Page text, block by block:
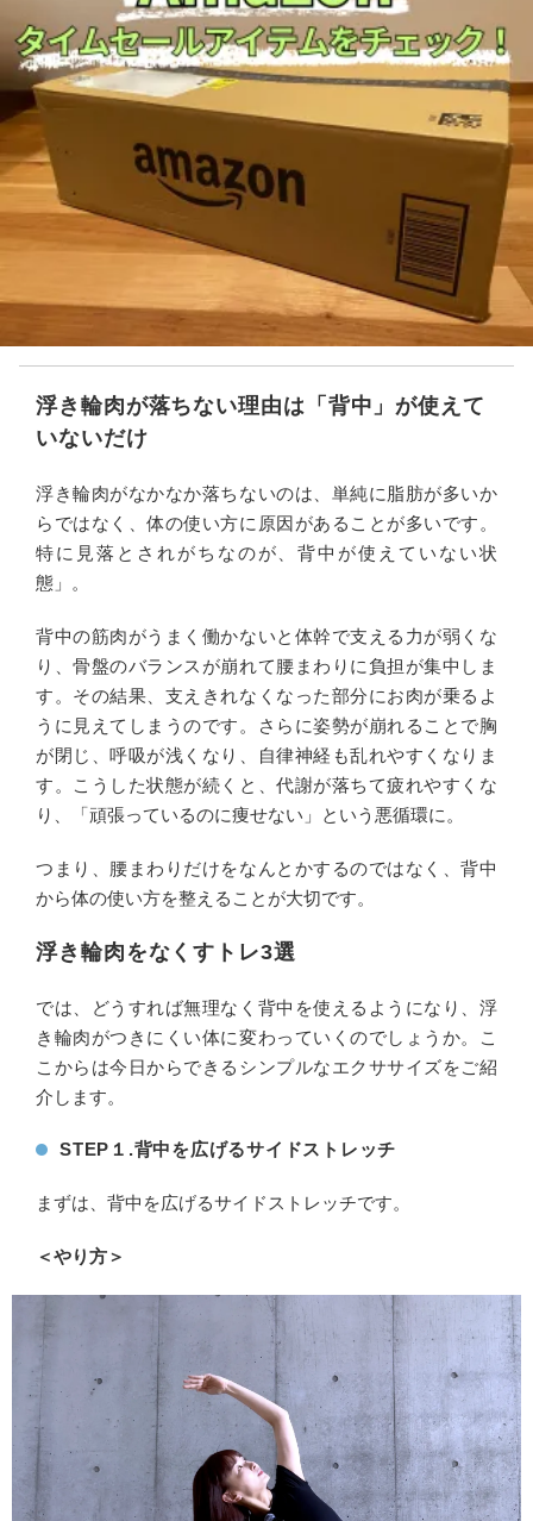
浮き輪肉が落ちない理由は「背中」が使えて
いないだけ
浮き輪肉がなかなか落ちないのは、単純に脂肪が多いか
らではなく、体の使い方に原因があることが多いです。
特に見落とされがちなのが、背中が使えていない状
態」。
背中の筋肉がうまく働かないと体幹で支える力が弱くな
り、骨盤のバランスが崩れて腰まわりに負担が集中しま
す。その結果、支えきれなくなった部分にお肉が乗るよ
うに見えてしまうのです。さらに姿勢が崩れることで胸
が閉じ、呼吸が浅くなり、自律神経も乱れやすくなりま
す。こうした状態が続くと、代謝が落ちて疲れやすくな
り、「頑張っているのに痩せない」という悪循環に。
つまり、腰まわりだけをなんとかするのではなく、背中
から体の使い方を整えることが大切です。
浮き輪肉をなくすトレ3選
では、どうすれば無理なく背中を使えるようになり、浮
き輪肉がつきにくい体に変わっていくのでしょうか。こ
こからは今日からできるシンプルなエクササイズをご紹
介します。
STEP１.背中を広げるサイドストレッチ
まずは、背中を広げるサイドストレッチです。
＜やり方＞